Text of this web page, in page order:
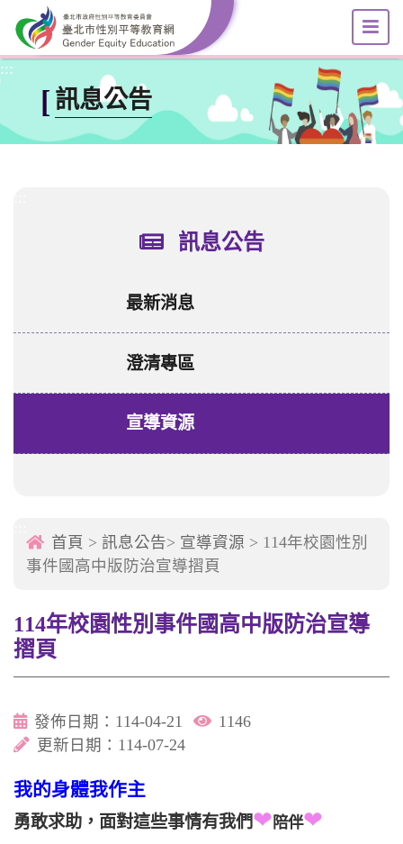
跳到主要內容區塊
:::
[ 訊息公告
選
訊息公告
最新消息
澄清專區
宣導資源
首頁 >訊息公告> 宣導資源 > 114年校園性別
事件國高中版防治宣導摺頁
114年校園性別事件國高中版防治宣導
摺頁
發佈日期：114-04-21
1146
更新日期：114-07-24
我的身體我作主
勇敢求助，面對這些事情有我們❤ 陪伴❤